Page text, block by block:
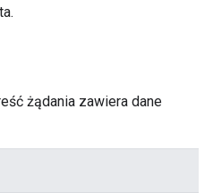
żądania zawiera dane